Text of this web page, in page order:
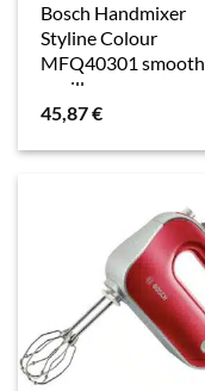
Bosch Handmixer
Styline Colour
MFQ40301 smooth
vanilla
45,87€